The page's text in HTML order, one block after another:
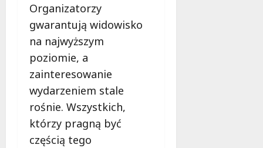
Organizatorzy
gwarantują widowisko
na najwyższym
poziomie, a
zainteresowanie
wydarzeniem stale
rośnie. Wszystkich,
którzy pragną być
częścią tego